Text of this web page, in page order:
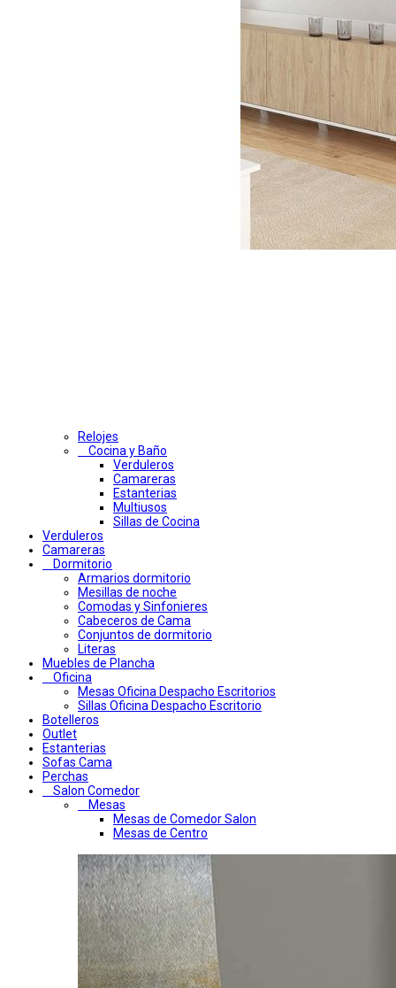
Relojes
Cocina y Baño
Verduleros
Camareras
Estanterias
Multiusos
Sillas de Cocina
Verduleros
Camareras
Dormitorio
Armarios dormitorio
Mesillas de noche
Comodas y Sinfonieres
Cabeceros de Cama
Conjuntos de dormitorio
Literas
Muebles de Plancha
Oficina
Mesas Oficina Despacho Escritorios
Sillas Oficina Despacho Escritorio
Botelleros
Outlet
Estanterias
Sofas Cama
Perchas
Salon Comedor
Mesas
Mesas de Comedor Salon
Mesas de Centro